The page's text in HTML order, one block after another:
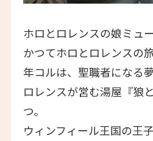
ホロとロレンスの娘ミュ
かつてホロとロレンスの
年コルは、聖職者になる夢
ロレンスが営む湯屋『狼
つ。
ウィンフィール王国の王